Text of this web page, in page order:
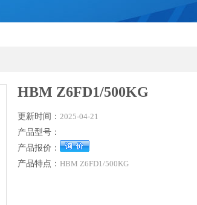
HBM Z6FD1/500KG
更新时间： 2025-04-21
产品型号：
产品报价：
产品特点： HBM Z6FD1/500KG